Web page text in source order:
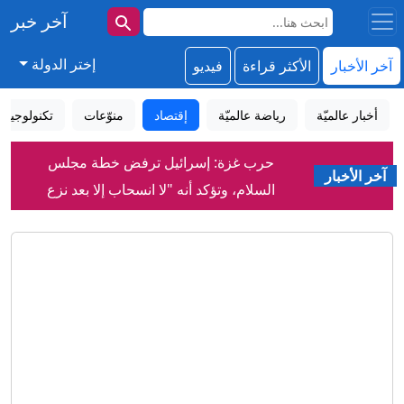
آخر خبر
آخر الأخبار الأكثر قراءة فيديو إختر الدولة
أخبار عالميّة رياضة عالميّة إقتصاد منوّعات تكنولوجيا
آخر الأخبار
حرب غزة: إسرائيل ترفض خطة مجلس
السلام، وتؤكد أنه "لا انسحاب إلا بعد نزع
سلاح حماس بالكامل"
إعلام إيراني: نشر صور للمرشد الأعلى
مجتبى خامنئي في أماكن عامة قريبًا